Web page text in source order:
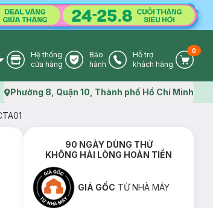
Store Icon
Hệ thống
cửa hàng
Warranty Icon
Bảo
hành
Phone Icon
Hỗ trợ
khách hàng
Cart
0
Map icon
Phường 8, Quận 10, Thành phố Hồ Chí Minh
90 NGÀY DÙNG THỬ
KHÔNG HÀI LÒNG HOÀN TIỀN
GIÁ GỐC TỪ NHÀ MÁY